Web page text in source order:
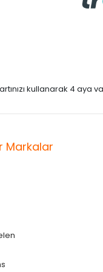
kullanarak 4 aya
Markalar